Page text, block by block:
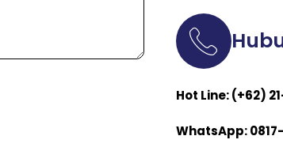
Hot Line: (+62)
WhatsApp: